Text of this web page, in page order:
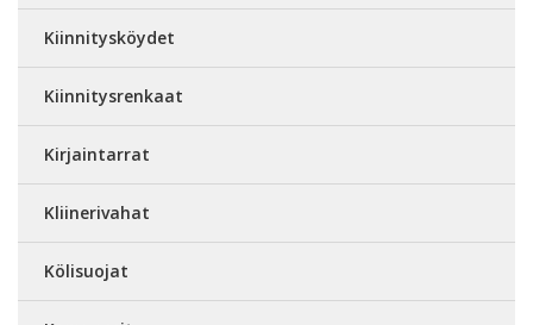
Kiinnitysköydet
Kiinnitysrenkaat
Kirjaintarrat
Kliinerivahat
Kölisuojat